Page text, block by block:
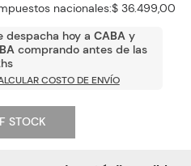
nacionales:$ 36.499,00
despacha hoy a CABAy
comprando antes de las
COSTO DE ENVÍO
STOCK